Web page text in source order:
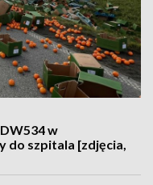
w
do szpitala [zdjęcia,